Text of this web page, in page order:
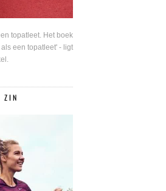
topatleet. Het boek
een topatleet' - ligt
ZIN